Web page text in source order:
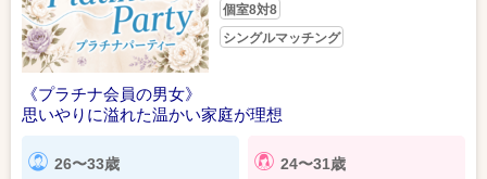
個室8対8
シングルマッチング
《プラチナ会員の男女》
思いやりに溢れた温かい家庭が理想
26〜33歳 24〜31歳